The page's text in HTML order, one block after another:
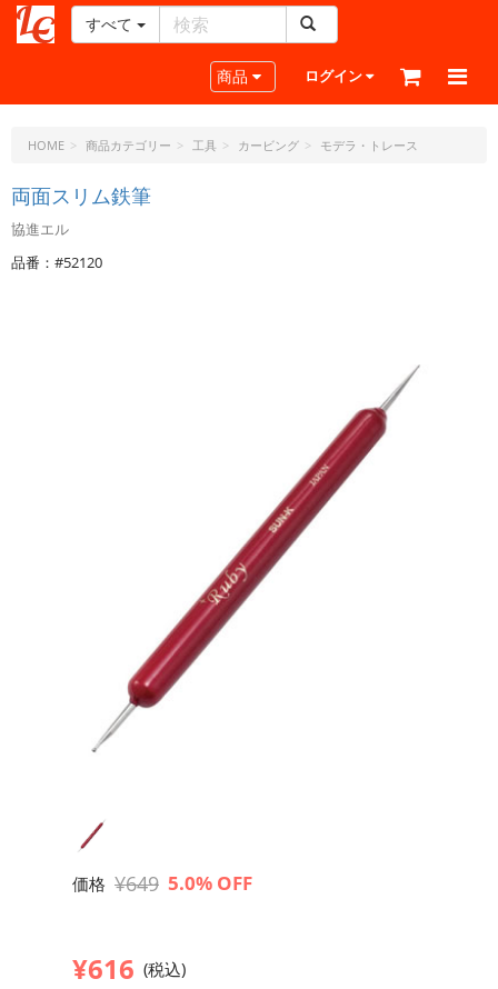
ー
ラ
ト・
ド
ッ
ト・
すべて
Toggle navigation
商品 ログイン
HOME 商品カテゴリー 工具 カービング モデラ・トレース
両面スリム鉄筆
協進エル
品番：#52120
価格 ¥649 5.0% OFF
¥616 (税込)